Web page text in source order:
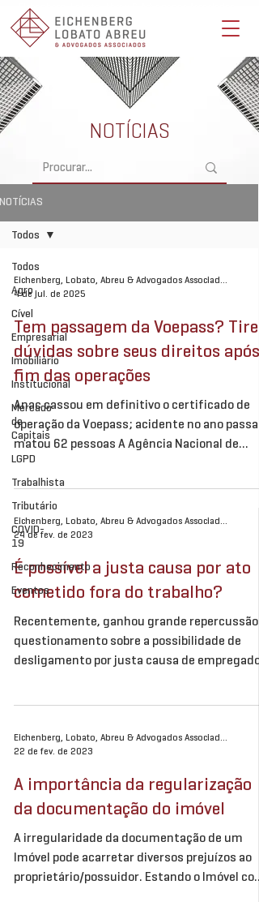
Eichenberg, Lobato, Abreu & Advogados Associados -
Advocacia Full Service
NOTÍCIAS
Todos
Agro
Cível
Empresarial
Imobiliário
Institucional
Mercado
de
Capitais
LGPD
Trabalhista
Tributário
COVID-
19
Reconhecimento
Eventos
Todos
Eichenberg, Lobato, Abreu & Advogados Associados
4 de jul. de 2025
Tem passagem da Voepass? Tire
dúvidas sobre seus direitos após
fim das operações
Anac cassou em definitivo o certificado de
operação da Voepass; acidente no ano
matou 62 pessoas A Agência Nacional de
Aviação...
Eichenberg, Lobato, Abreu & Advogados Associados
24 de fev. de 2023
É possível a justa causa por ato
cometido fora do trabalho?
Recentemente, ganhou grande repercussão o
questionamento sobre a possibilidade de
desligamento por justa causa de empregados
Eichenberg, Lobato, Abreu & Advogados Associados
22 de fev. de 2023
A importância da regularização
da documentação do imóvel
A irregularidade da documentação de um
Imóvel pode acarretar diversos prejuízos ao
proprietário/possuidor. Estando o Imóvel com
NOTÍCIAS